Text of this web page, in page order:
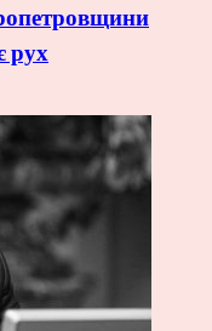
рух